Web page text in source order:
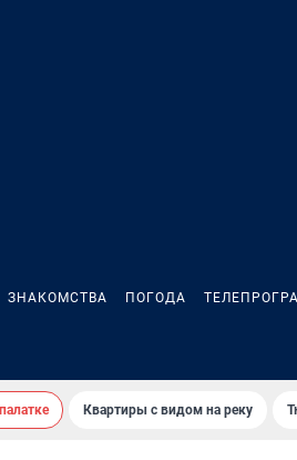
ЗНАКОМСТВА ПОГОДА
Квартиры с видом на реку